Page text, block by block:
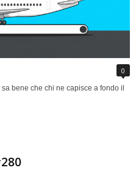
0
bene che chi ne capisce a fondo il